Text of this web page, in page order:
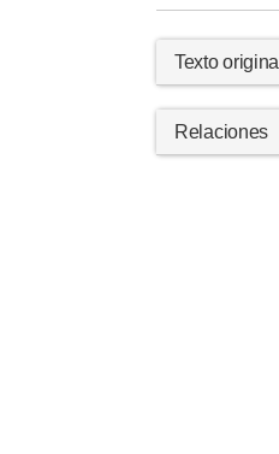
Texto original
Relaciones